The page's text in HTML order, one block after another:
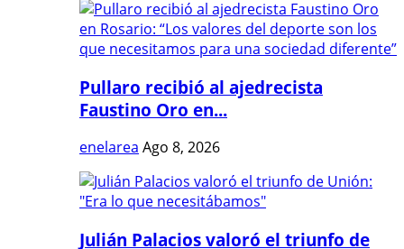
Pullaro recibió al ajedrecista
Faustino Oro en...
enelarea Ago 8, 2026
Julián Palacios valoró el triunfo de